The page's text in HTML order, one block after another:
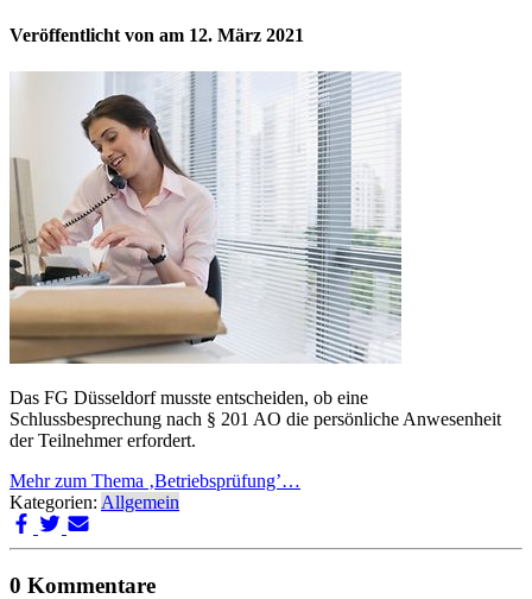
Veröffentlicht von am 12. März 2021
Das FG Düsseldorf musste entscheiden, ob eine
Schlussbesprechung nach § 201 AO die persönliche Anwesenheit
der Teilnehmer erfordert.
Mehr zum Thema ‚Betriebsprüfung’…
Kategorien: Allgemein
0 Kommentare